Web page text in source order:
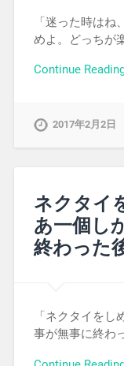
「迷った時は
めよ。どっちが
Continue
2017年2月2日
ネクタイ
あ一個し
終わった
「ネクタイを
事が無事に終わ